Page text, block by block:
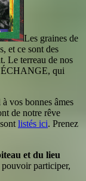
Les graines de
et ce sont des
Le terreau de nos
qui
vos bonnes âmes
de notre rêve
listés ici. Prenez
et du lieu
participer,